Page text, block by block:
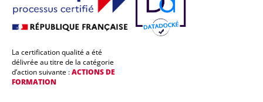
La certification qualité a été
délivrée au titre de la catégorie
d’action suivante :ACTIONS DE
FORMATION